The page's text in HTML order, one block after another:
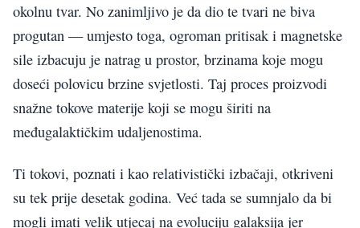
okolnu tvar. No zanimljivo je da dio te tvari ne biva
progutan — umjesto toga, ogroman pritisak i magnetske
sile izbacuju je natrag u prostor, brzinama koje mogu
doseći polovicu brzine svjetlosti. Taj proces proizvodi
snažne tokove materije koji se mogu širiti na
međugalaktičkim udaljenostima.
Ti tokovi, poznati i kao relativistički izbačaji, otkriveni
su tek prije desetak godina. Već tada se sumnjalo da bi
mogli imati velik utjecaj na evoluciju galaksija jer